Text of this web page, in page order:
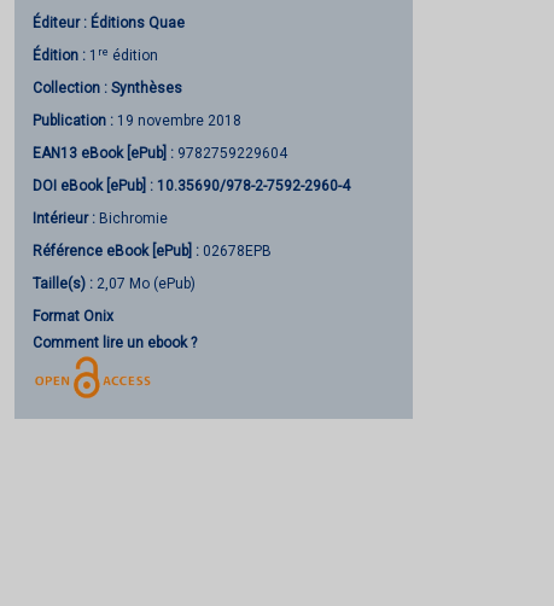
Éditeur : Éditions Quae
Édition : 1 re édition
Collection : Synthèses
Publication : 19 novembre 2018
EAN13 eBook [ePub] : 9782759229604
DOI eBook [ePub] : 10.35690/978-2-7592-2960-4
Intérieur : Bichromie
Référence eBook [ePub] : 02678EPB
Taille(s) : 2,07 Mo (ePub)
Format Onix
Comment lire un ebook ?